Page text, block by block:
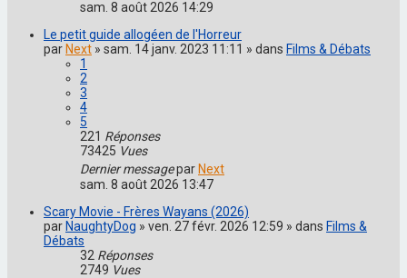
sam. 8 août 2026 14:29
Le petit guide allogéen de l'Horreur
parNext » sam. 14 janv. 2023 11:11 » dans Films & Débats
1
2
3
4
5
221 Réponses
73425 Vues
Dernier messageparNext
sam. 8 août 2026 13:47
Scary Movie - Frères Wayans (2026)
parNaughtyDog » ven. 27 févr. 2026 12:59 » dans Films &
Débats
32 Réponses
2749 Vues